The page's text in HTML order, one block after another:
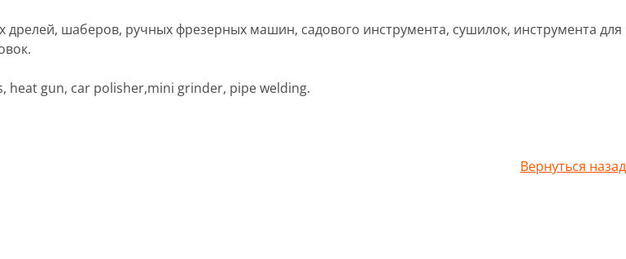
шаберов, ручных фрезерных машин, садового инструмента, сушилок, инструмента для
gun, car polisher,mini grinder, pipe welding.
Вернуться назад